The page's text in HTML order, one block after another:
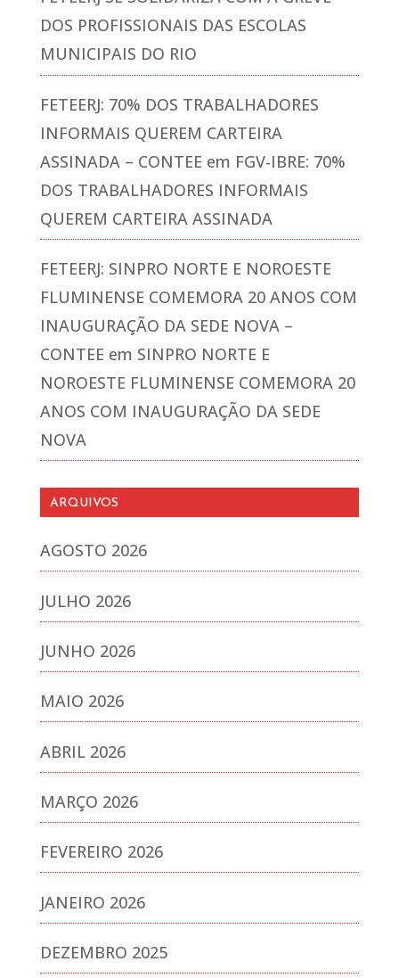
DOS PROFISSIONAIS DAS ESCOLAS
MUNICIPAIS DO RIO
FETEERJ: 70% DOS TRABALHADORES
INFORMAIS QUEREM CARTEIRA
ASSINADA – CONTEE em FGV-IBRE: 70%
DOS TRABALHADORES INFORMAIS
QUEREM CARTEIRA ASSINADA
FETEERJ: SINPRO NORTE E NOROESTE
FLUMINENSE COMEMORA 20 ANOS COM
INAUGURAÇÃO DA SEDE NOVA –
CONTEE em SINPRO NORTE E
NOROESTE FLUMINENSE COMEMORA 20
ANOS COM INAUGURAÇÃO DA SEDE
NOVA
ARQUIVOS
AGOSTO 2026
JULHO 2026
JUNHO 2026
MAIO 2026
ABRIL 2026
MARÇO 2026
FEVEREIRO 2026
JANEIRO 2026
DEZEMBRO 2025